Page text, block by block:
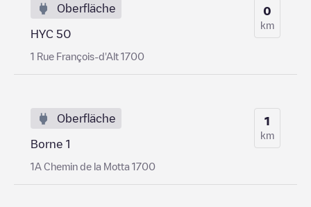
Oberfläche
HYC 50
1 Rue François-d'Alt 1700
0
km
Oberfläche
Borne 1
1A Chemin de la Motta 1700
1
km